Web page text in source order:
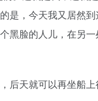
是，今天我又居然
黑脸的人儿，在另
后天就可以再坐船